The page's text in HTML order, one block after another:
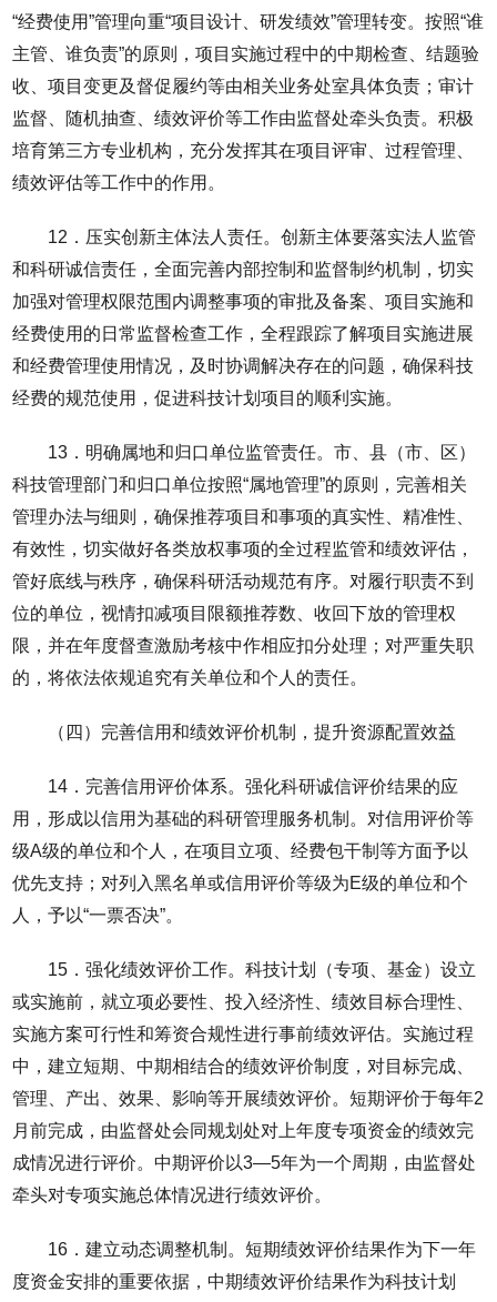
“经费使用”管理向重“项目设计、研发绩效”管理转变。按照“谁
主管、谁负责”的原则，项目实施过程中的中期检查、结题验
收、项目变更及督促履约等由相关业务处室具体负责；审计
监督、随机抽查、绩效评价等工作由监督处牵头负责。积极
培育第三方专业机构，充分发挥其在项目评审、过程管理、
绩效评估等工作中的作用。
12．压实创新主体法人责任。创新主体要落实法人监管
和科研诚信责任，全面完善内部控制和监督制约机制，切实
加强对管理权限范围内调整事项的审批及备案、项目实施和
经费使用的日常监督检查工作，全程跟踪了解项目实施进展
和经费管理使用情况，及时协调解决存在的问题，确保科技
经费的规范使用，促进科技计划项目的顺利实施。
13．明确属地和归口单位监管责任。市、县（市、区）
科技管理部门和归口单位按照“属地管理”的原则，完善相关
管理办法与细则，确保推荐项目和事项的真实性、精准性、
有效性，切实做好各类放权事项的全过程监管和绩效评估，
管好底线与秩序，确保科研活动规范有序。对履行职责不到
位的单位，视情扣减项目限额推荐数、收回下放的管理权
限，并在年度督查激励考核中作相应扣分处理；对严重失职
的，将依法依规追究有关单位和个人的责任。
（四）完善信用和绩效评价机制，提升资源配置效益
14．完善信用评价体系。强化科研诚信评价结果的应
用，形成以信用为基础的科研管理服务机制。对信用评价等
级A级的单位和个人，在项目立项、经费包干制等方面予以
优先支持；对列入黑名单或信用评价等级为E级的单位和个
人，予以“一票否决”。
15．强化绩效评价工作。科技计划（专项、基金）设立
或实施前，就立项必要性、投入经济性、绩效目标合理性、
实施方案可行性和筹资合规性进行事前绩效评估。实施过程
中，建立短期、中期相结合的绩效评价制度，对目标完成、
管理、产出、效果、影响等开展绩效评价。短期评价于每年2
月前完成，由监督处会同规划处对上年度专项资金的绩效完
成情况进行评价。中期评价以3—5年为一个周期，由监督处
牵头对专项实施总体情况进行绩效评价。
16．建立动态调整机制。短期绩效评价结果作为下一年
度资金安排的重要依据，中期绩效评价结果作为科技计划